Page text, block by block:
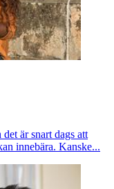
är snart dags att
innebära. Kanske...